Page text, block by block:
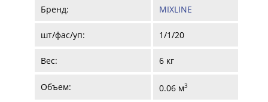
Бренд: MIXLINE
шт/фас/уп: 1/1/20
Вес: 6 кг
Объем: 0.06 м3